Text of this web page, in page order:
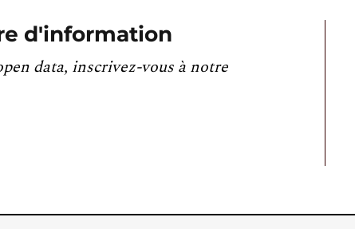
d'information
data, inscrivez-vous à notre